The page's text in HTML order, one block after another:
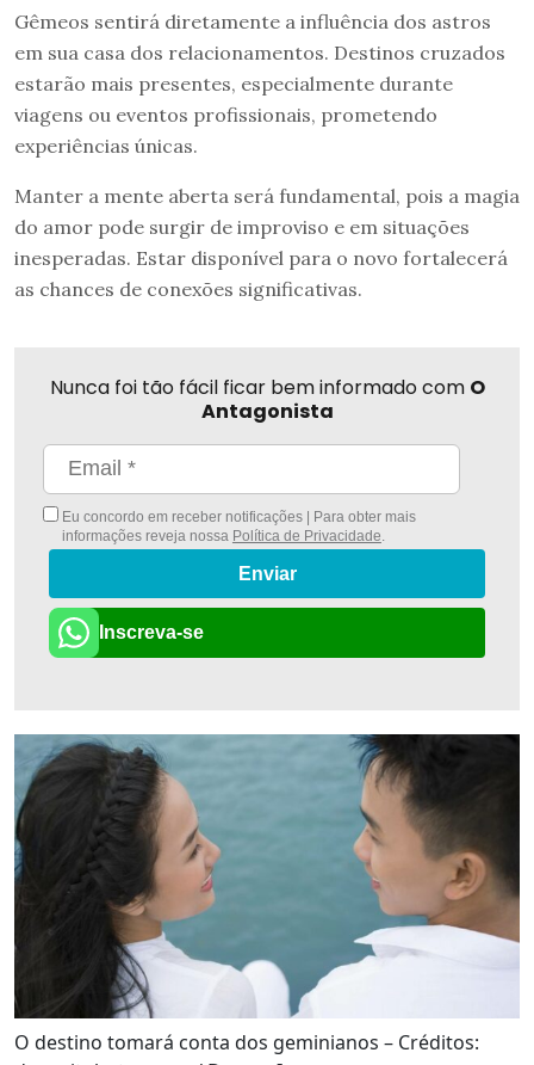
Gêmeos sentirá diretamente a influência dos astros
em sua casa dos relacionamentos. Destinos cruzados
estarão mais presentes, especialmente durante
viagens ou eventos profissionais, prometendo
experiências únicas.
Manter a mente aberta será fundamental, pois a magia
do amor pode surgir de improviso e em situações
inesperadas. Estar disponível para o novo fortalecerá
as chances de conexões significativas.
Nunca foi tão fácil ficar bem informado com O
Antagonista
Eu concordo em receber notificações | Para obter mais
informações reveja nossa Política de Privacidade
Enviar
Inscreva-se
O destino tomará conta dos geminianos – Créditos: